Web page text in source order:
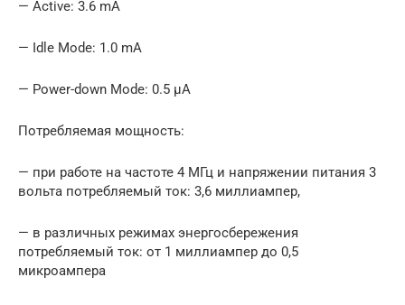
— Active: 3.6 mA
— Idle Mode: 1.0 mA
— Power-down Mode: 0.5 µA
Потребляемая мощность:
— при работе на частоте 4 МГц и напряжении питания 3
вольта потребляемый ток: 3,6 миллиампер,
— в различных режимах энергосбережения
потребляемый ток: от 1 миллиампер до 0,5
микроампера